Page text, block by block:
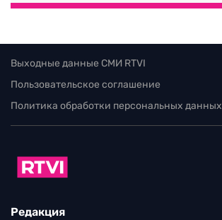
Выходные данные СМИ RTVI
Пользовательское соглашение
Политика обработки персональных данных
Редакция